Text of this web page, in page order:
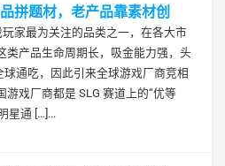
拼题材，老产品靠素材创
玩家最为关注的品类之一，在各大市
类产品生命周期长，吸金能力强，头
通吃，因此引来全球游戏厂商竞相
游戏厂商都是 SLG 赛道上的“优等
星通 […]...